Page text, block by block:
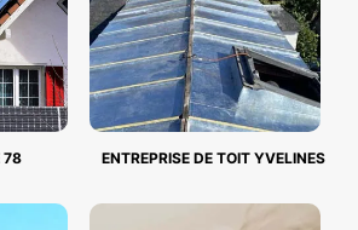
78 ENTREPRISE DE TOIT YVELINES